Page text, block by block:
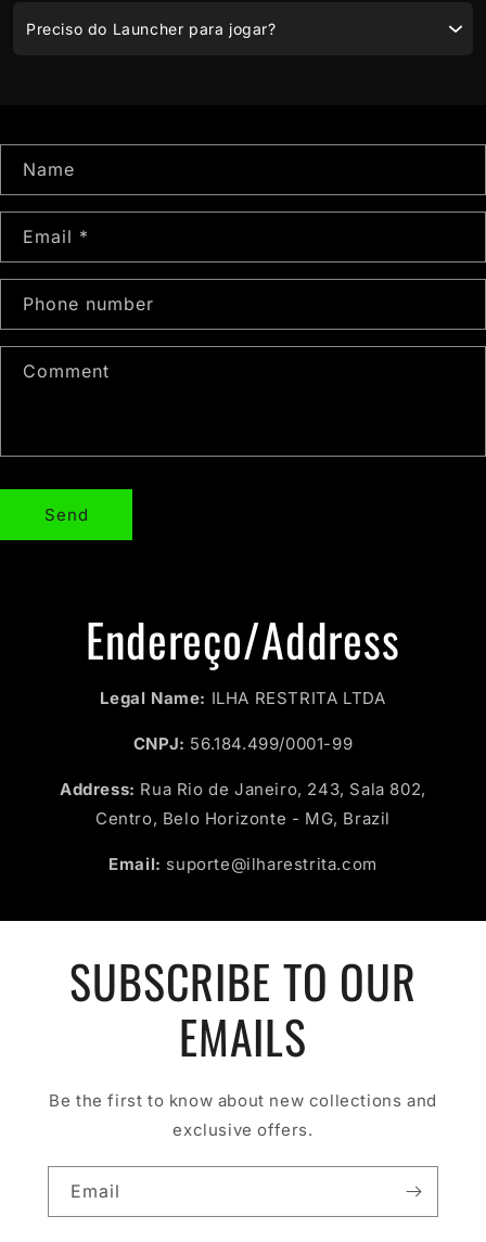
Preciso do Launcher para jogar?
o
t
c
o
r
m
Name
Email *
Phone number
Comment
Send
Endereço/Address
Legal Name: ILHA RESTRITA LTDA
CNPJ: 56.184.499/0001-99
Address: Rua Rio de Janeiro, 243, Sala 802,
Centro, Belo Horizonte - MG, Brazil
Email: suporte@ilharestrita.com
SUBSCRIBE TO OUR
EMAILS
Be the first to know about new collections and
exclusive offers.
Email